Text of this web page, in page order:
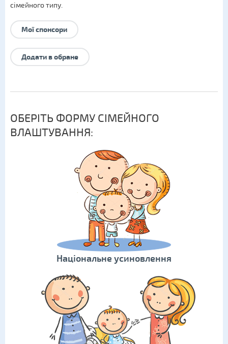
сімейного типу.
Мої спонсори
Додати в обране
ОБЕРІТЬ ФОРМУ СІМЕЙНОГО
ВЛАШТУВАННЯ:
Національне усиновлення